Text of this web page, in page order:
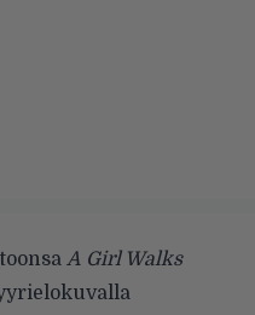
A Girl Walks